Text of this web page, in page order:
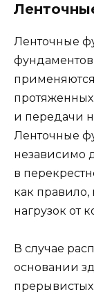
Ленточные
и передачи
Ленточные
независимо
в
как правило,
нагрузок от
В случае
основании